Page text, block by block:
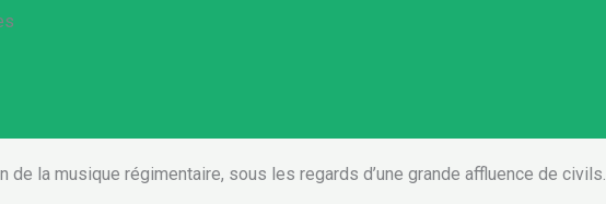
de la musique régimentaire, sous les regards d’une grande affluence de civils.